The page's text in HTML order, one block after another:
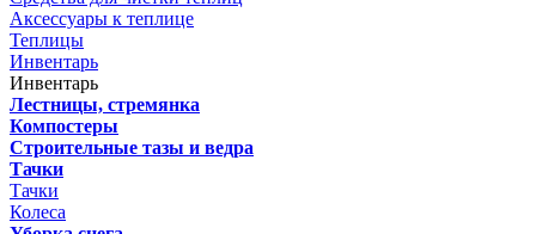
Аксессуары к теплице
Теплицы
Инвентарь
Инвентарь
Лестницы, стремянка
Компостеры
Строительные тазы и ведра
Тачки
Тачки
Колеса